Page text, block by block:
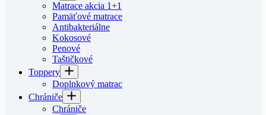
Matrace akcia 1+1
Pamäťové matrace
Antibakteriálne
Kokosové
Penové
Taštičkové
Toppery
Doplnkový matrac
Chrániče
Chrániče